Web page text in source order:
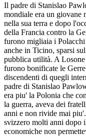
Il padre di Stanislao
mondiale era un giovane
nella sua terra e dopo
della Francia contro la
furono migliaia i
anche in Ticino, sparsi
pubblica utilità. A
furono bonificate le
discendenti di quegli
padre di Stanislao
era piu' la Polonia che
la guerra, aveva dei
anni e non rivide mai
svizzero molti anni dopo
economiche non